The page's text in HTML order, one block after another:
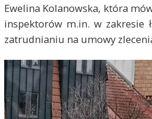
Ewelina Kolanowska, która
inspektorów m.in. w zakresie
zatrudnianiu na umowy